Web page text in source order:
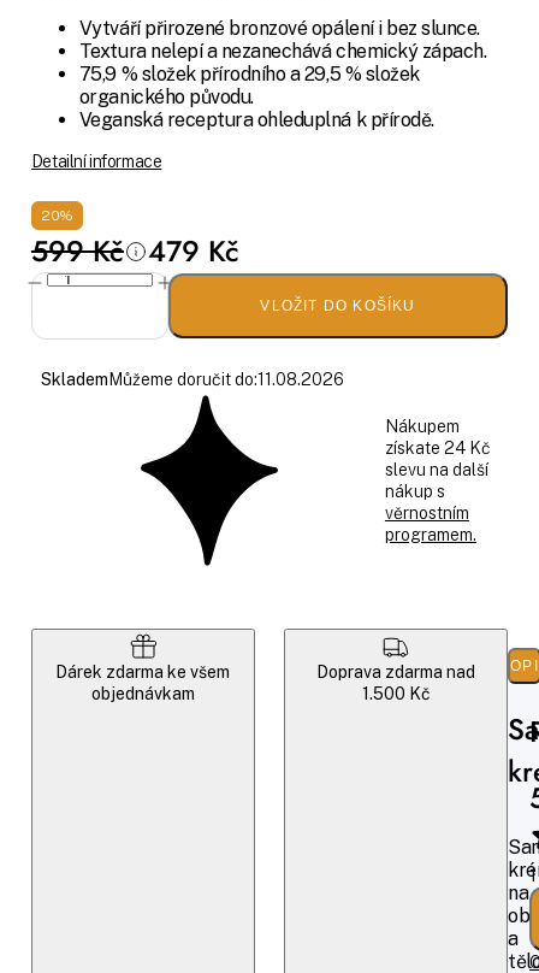
Vytváří přirozené bronzové opálení i bez slunce.
Textura nelepí a nezanechává chemický zápach.
75,9 % složek přírodního a 29,5 % složek
organického původu.
Veganská receptura ohleduplná k přírodě.
Detailní informace
20%
599 Kč 479 Kč
VLOŽIT DO KOŠÍKU
Skladem Můžeme doručit do:11.08.2026
Nákupem
získate 24 Kč
slevu na další
nákup s
věrnostním
programem.
Dárek zdarma ke všem
objednávkam
Doprava zdarma nad
1.500 Kč
na
a